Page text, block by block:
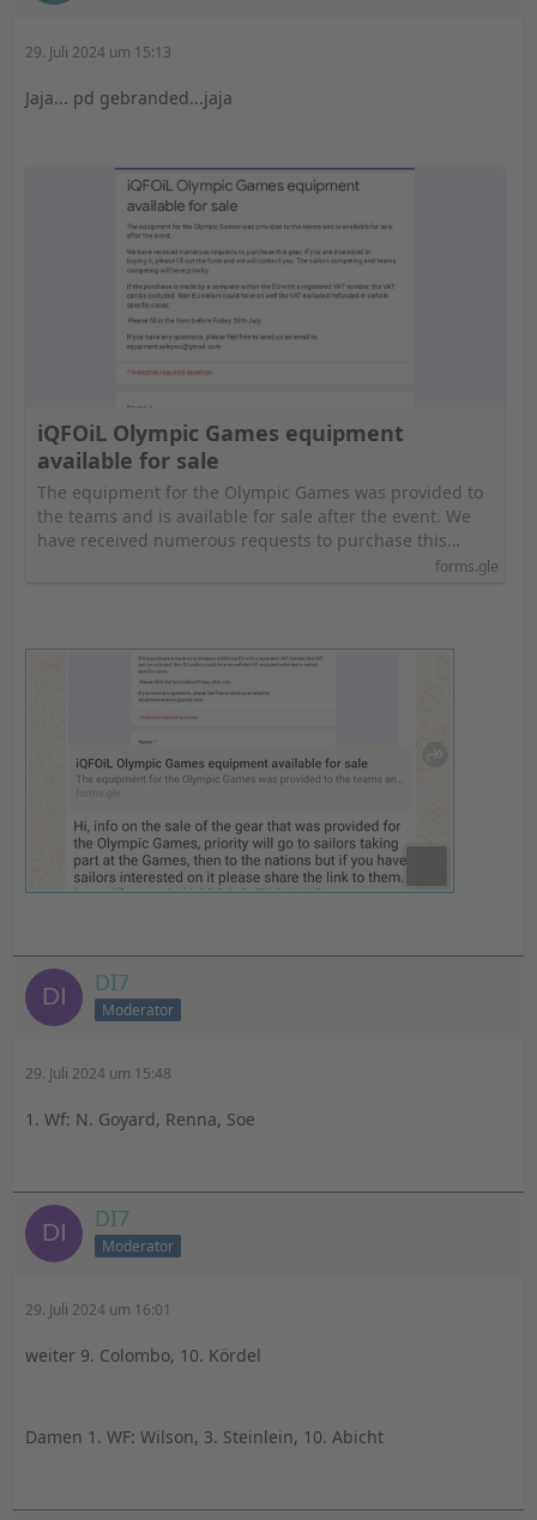
29. Juli 2024 um 15:13
Jaja... pd gebranded...jaja
iQFOiL Olympic Games equipment
available for sale
The equipment for the Olympic Games was provided to
the teams and is available for sale after the event. We
have received numerous requests to purchase this…
forms.gle
DI7
Moderator
29. Juli 2024 um 15:48
1. Wf: N. Goyard, Renna, Soe
DI7
Moderator
29. Juli 2024 um 16:01
weiter 9. Colombo, 10. Kördel
Damen 1. WF: Wilson, 3. Steinlein, 10. Abicht